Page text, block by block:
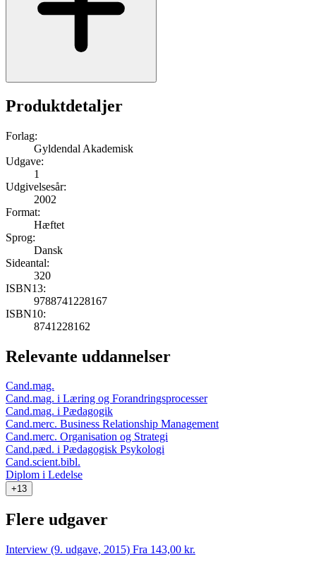
Produktdetaljer
Forlag:
Gyldendal Akademisk
Udgave:
1
Udgivelsesår:
2002
Format:
Hæftet
Sprog:
Dansk
Sideantal:
320
ISBN13:
9788741228167
ISBN10:
8741228162
Relevante uddannelser
Cand.mag.
Cand.mag. i Læring og Forandringsprocesser
Cand.mag. i Pædagogik
Cand.merc. Business Relationship Management
Cand.merc. Organisation og Strategi
Cand.pæd. i Pædagogisk Psykologi
Cand.scient.bibl.
Diplom i Ledelse
+13
Flere udgaver
Interview (9. udgave, 2015) Fra 143,00 kr.